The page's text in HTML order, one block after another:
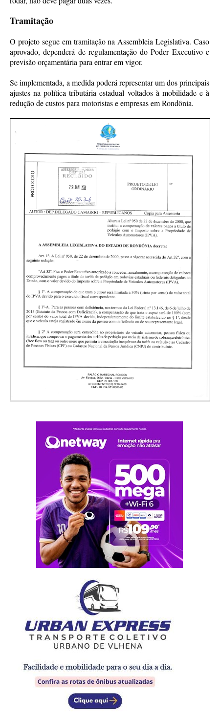
Tramitação
O projeto segue em tramitação na Assembleia Legislativa. Caso
aprovado, dependerá de regulamentação do Poder Executivo e
previsão orçamentária para entrar em vigor.
Se implementada, a medida poderá representar um dos principais
ajustes na política tributária estadual voltados à mobilidade e à
redução de custos para motoristas e empresas em Rondônia.